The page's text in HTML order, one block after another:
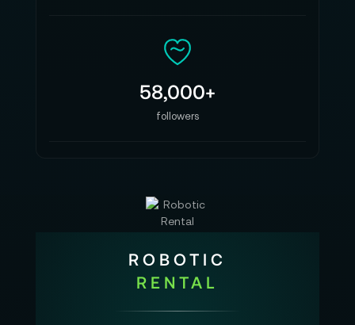
58,000+
followers
ROBOTIC
RENTAL